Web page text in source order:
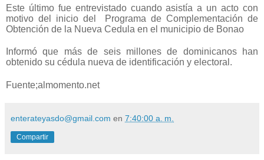
Este último fue entrevistado cuando asistía a un acto con
motivo del inicio del Programa de Complementación de
Obtención de la Nueva Cedula en el municipio de Bonao
Informó que más de seis millones de dominicanos han
obtenido su cédula nueva de identificación y electoral.
Fuente;almomento.net
enterateyasdo@gmail.com en 7:40:00 a. m.
Compartir